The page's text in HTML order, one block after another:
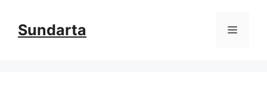
Sundarta Menu